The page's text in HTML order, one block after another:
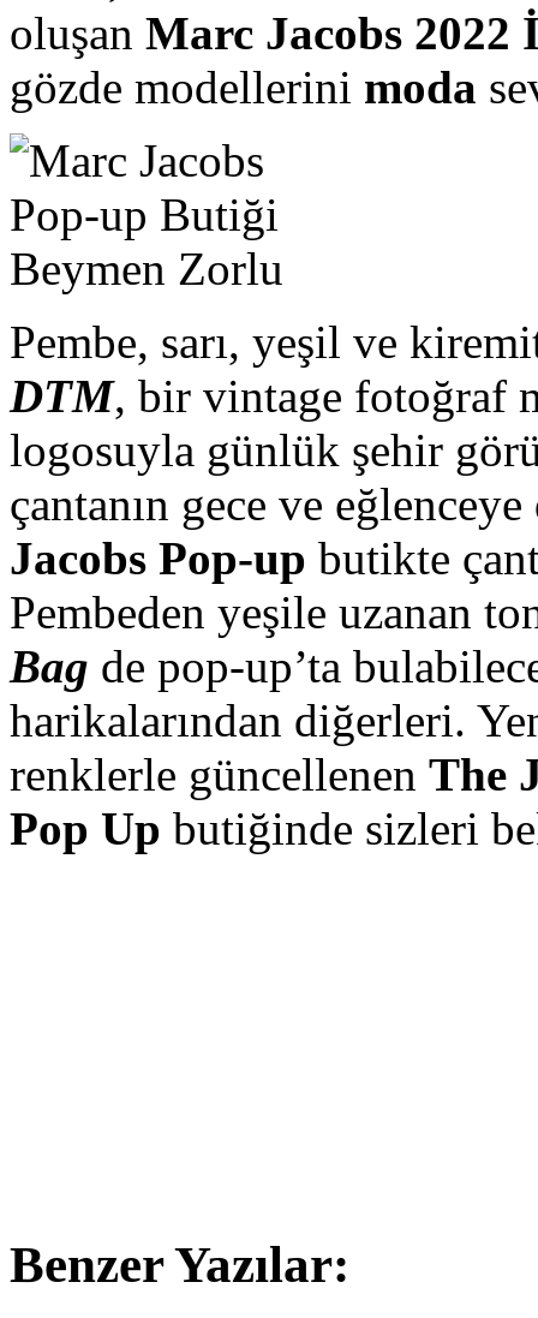
oluşan Marc Jacobs 2022
gözde modellerini moda
Pembe, sarı, yeşil ve
DTM, bir vintage fotoğraf
logosuyla günlük şehir
çantanın gece ve
Jacobs Pop-up butikte
Pembeden yeşile uzanan
Bag de pop-up’ta
harikalarından diğerleri.
renklerle güncellenen The
Pop Up butiğinde sizleri
Benzer Yazılar: